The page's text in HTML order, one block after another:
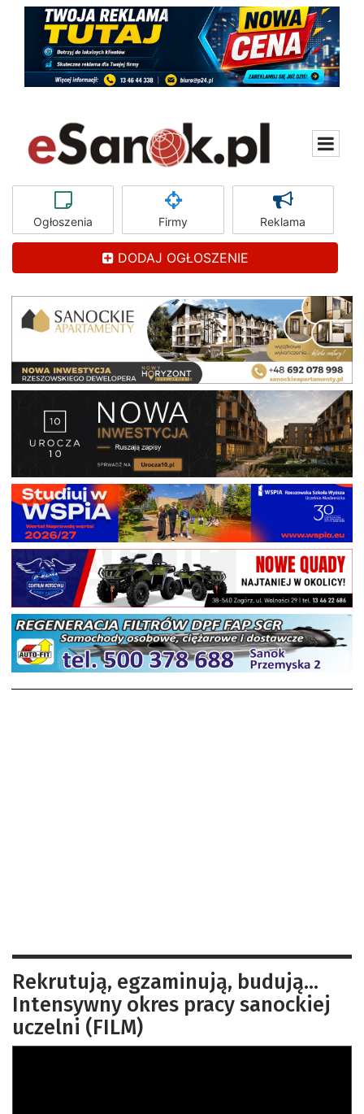
Ogłoszenia Firmy Reklama
DODAJ OGŁOSZENIE
Rekrutują, egzaminują, budują…
Intensywny okres pracy sanockiej
uczelni (FILM)